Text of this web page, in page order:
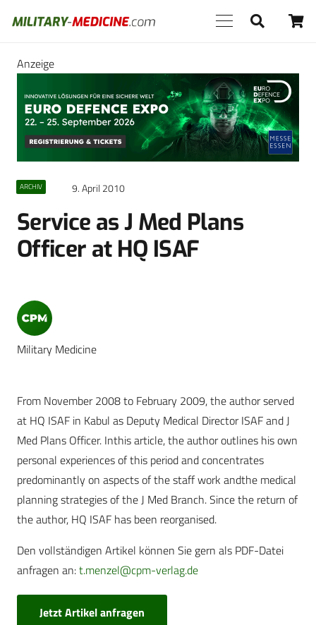
Anzeige
ARCHIV 9. April 2010
Service as J Med Plans
Officer at HQ ISAF
Military Medicine
From November 2008 to February 2009, the author served
at HQ ISAF in Kabul as Deputy Medical Director ISAF and J
Med Plans Officer. Inthis article, the author outlines his own
personal experiences of this period and concentrates
predominantly on aspects of the staff work andthe medical
planning strategies of the J Med Branch. Since the return of
the author, HQ ISAF has been reorganised.
Den vollständigen Artikel können Sie gern als PDF-Datei
anfragen an:t.menzel@cpm-verlag.de
Jetzt Artikel anfragen